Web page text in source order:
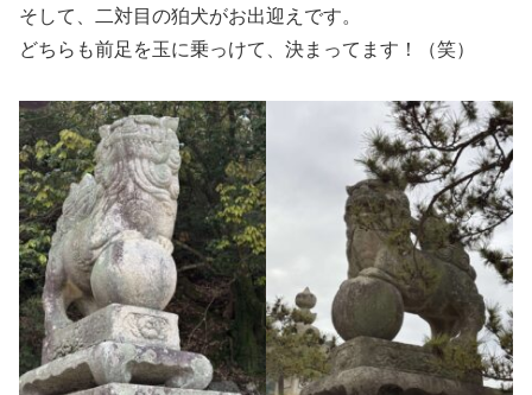
そして、二対目の狛犬がお出迎えです。
どちらも前足を玉に乗っけて、決まってます！（笑）